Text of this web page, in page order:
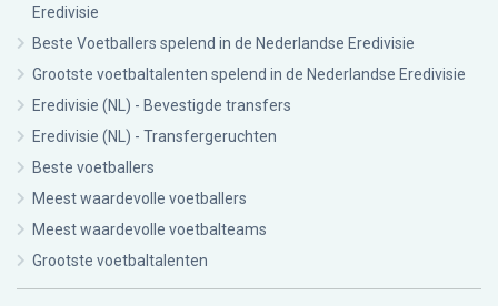
Eredivisie
Beste Voetballers spelend in de Nederlandse Eredivisie
Grootste voetbaltalenten spelend in de Nederlandse Eredivisie
Eredivisie (NL) - Bevestigde transfers
Eredivisie (NL) - Transfergeruchten
Beste voetballers
Meest waardevolle voetballers
Meest waardevolle voetbalteams
Grootste voetbaltalenten